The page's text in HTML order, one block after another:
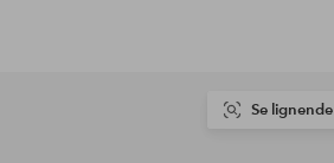
Se lignende